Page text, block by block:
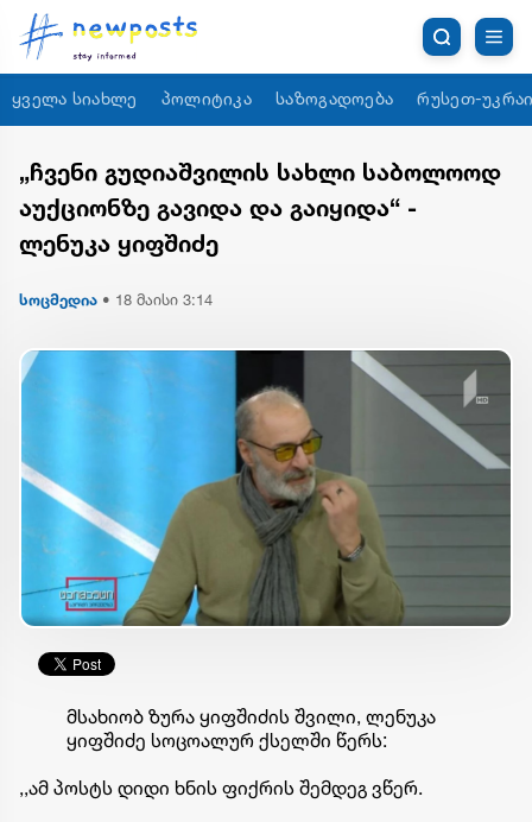
ყველა სიახლე პოლიტიკა საზოგადოება რუსეთ-
„ჩვენი გუდიაშვილის სახლი საბოლოოდ
აუქციონზე გავიდა და გაიყიდა“ -
ლენუკა ყიფშიძე
სოცმედია • 18 მაისი 3:14
მსახიობ ზურა ყიფშიძის შვილი, ლენუკა
ყიფშიძე სოცოალურ ქსელში წერს:
,,ამ პოსტს დიდი ხნის ფიქრის შემდეგ ვწერ.